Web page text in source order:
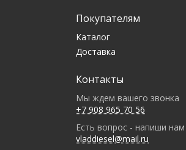
Покупателям
Каталог
Доставка
Контакты
Мы ждем вашего звонка
+7 908 965 70 56
Есть вопрос - напиши нам
vladdiesel@mail.ru